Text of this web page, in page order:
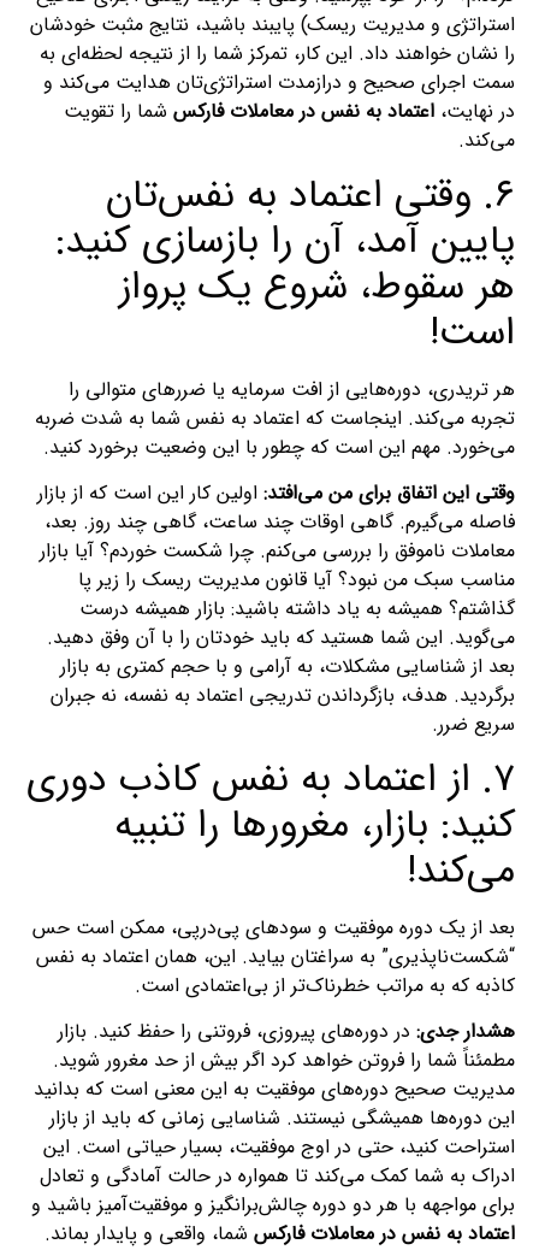
استراتژی و مدیریت ریسک) پایبند باشید، نتایج مثبت خودشان
را نشان خواهند داد. این کار، تمرکز شما را از نتیجه لحظه‌ای به
سمت اجرای صحیح و درازمدت استراتژی‌تان هدایت می‌کند و
در نهایت، اعتماد به نفس در معاملات فارکس شما را تقویت
می‌کند.
۶. وقتی اعتماد به نفس‌تان
پایین آمد، آن را بازسازی کنید:
هر سقوط، شروع یک پرواز
است!
هر تریدری، دوره‌هایی از افت سرمایه یا ضررهای متوالی را
تجربه می‌کند. اینجاست که اعتماد به نفس شما به شدت ضربه
می‌خورد. مهم این است که چطور با این وضعیت برخورد کنید.
وقتی این اتفاق برای من می‌افتد: اولین کار این است که از بازار
فاصله می‌گیرم. گاهی اوقات چند ساعت، گاهی چند روز. بعد،
معاملات ناموفق را بررسی می‌کنم. چرا شکست خوردم؟ آیا بازار
مناسب سبک من نبود؟ آیا قانون مدیریت ریسک را زیر پا
گذاشتم؟ همیشه به یاد داشته باشید: بازار همیشه درست
می‌گوید. این شما هستید که باید خودتان را با آن وفق دهید.
بعد از شناسایی مشکلات، به آرامی و با حجم کمتری به بازار
برگردید. هدف، بازگرداندن تدریجی اعتماد به نفسه، نه جبران
سریع ضرر.
۷. از اعتماد به نفس کاذب دوری
کنید: بازار، مغرورها را تنبیه
می‌کند!
بعد از یک دوره موفقیت و سودهای پی‌درپی، ممکن است حس
“شکست‌ناپذیری” به سراغتان بیاید. این، همان اعتماد به نفس
کاذبه که به مراتب خطرناک‌تر از بی‌اعتمادی است.
هشدار جدی: در دوره‌های پیروزی، فروتنی را حفظ کنید. بازار
مطمئناً شما را فروتن خواهد کرد اگر بیش از حد مغرور شوید.
مدیریت صحیح دوره‌های موفقیت به این معنی است که بدانید
این دوره‌ها همیشگی نیستند. شناسایی زمانی که باید از بازار
استراحت کنید، حتی در اوج موفقیت، بسیار حیاتی است. این
ادراک به شما کمک می‌کند تا همواره در حالت آمادگی و تعادل
برای مواجهه با هر دو دوره چالش‌برانگیز و موفقیت‌آمیز باشید و
اعتماد به نفس در معاملات فارکس شما، واقعی و پایدار بماند.